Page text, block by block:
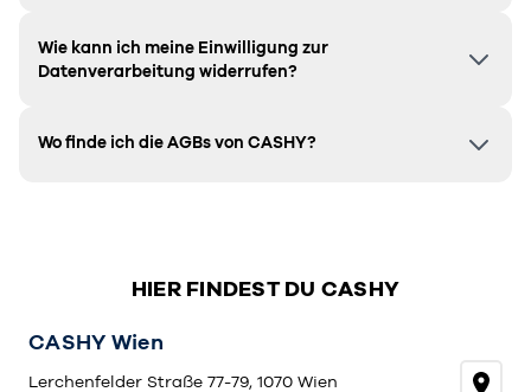
Wie kann ich meine Einwilligung zur
Datenverarbeitung widerrufen?
Wo finde ich die AGBs von CASHY?
HIER FINDEST DU CASHY
CASHY Wien
Lerchenfelder Straße 77-79, 1070 Wien